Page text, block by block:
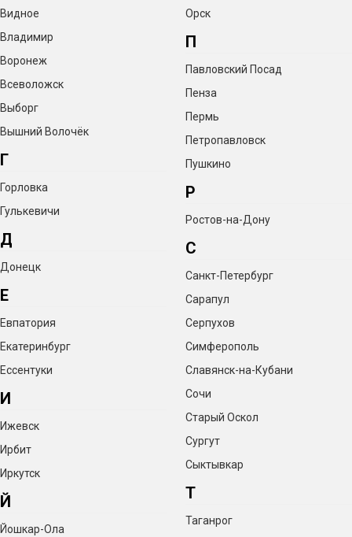
Видное
Владимир
Воронеж
Всеволожск
Выборг
Вышний Волочёк
Г
Горловка
Гулькевичи
Д
Донецк
Е
Евпатория
Екатеринбург
Ессентуки
И
Ижевск
Ирбит
Иркутск
Й
Йошкар-Ола
Орск
П
Павловский Посад
Пенза
Пермь
Петропавловск
Пушкино
Р
Ростов-на-Дону
С
Санкт-Петербург
Сарапул
Серпухов
Симферополь
Славянск-на-Кубани
Сочи
Старый Оскол
Сургут
Сыктывкар
Т
Таганрог